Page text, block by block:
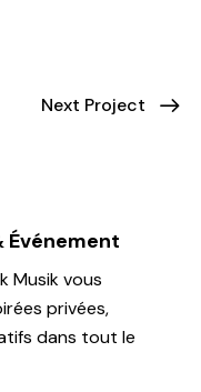
Next Project
Événement
Musik vous
privées,
dans tout le